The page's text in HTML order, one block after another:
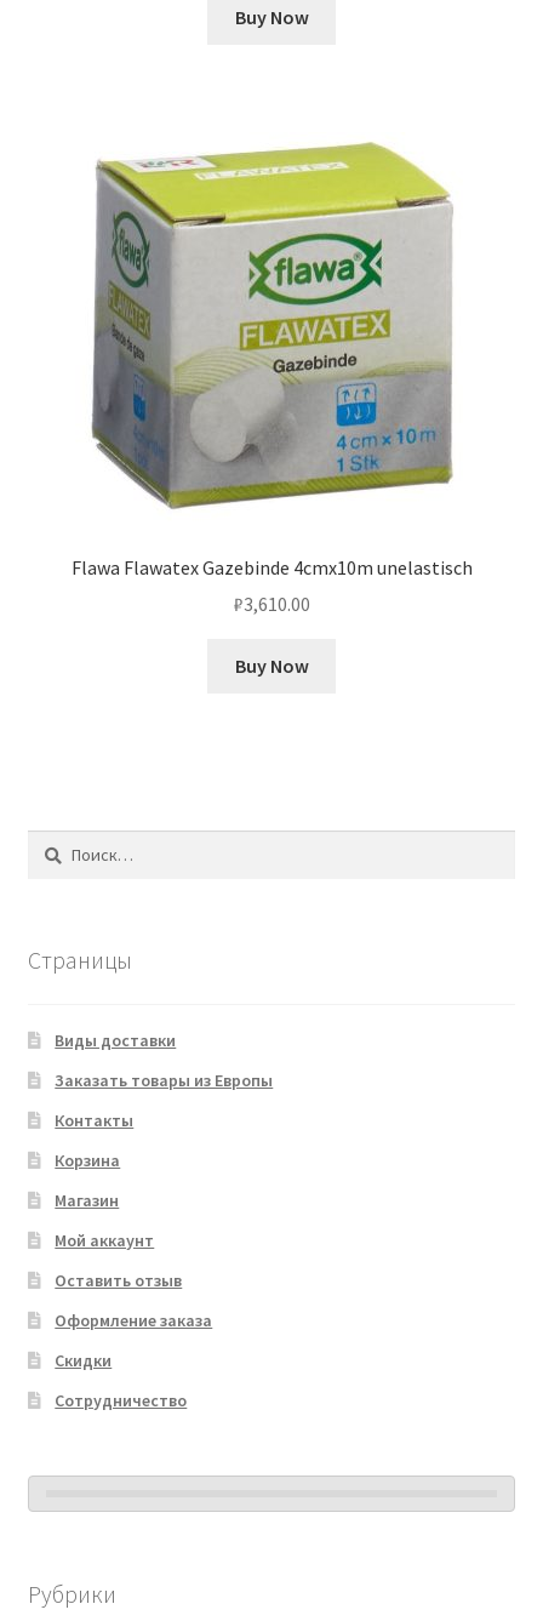
Buy Now
Flawa Flawatex Gazebinde 4cmx10m unelastisch
₽3,610.00
Buy Now
Найти:
Страницы
Виды доставки
Заказать товары из Европы
Контакты
Корзина
Магазин
Мой аккаунт
Оставить отзыв
Оформление заказа
Скидки
Сотрудничество
Рубрики